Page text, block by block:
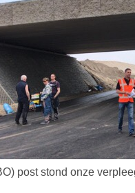
post stond onze